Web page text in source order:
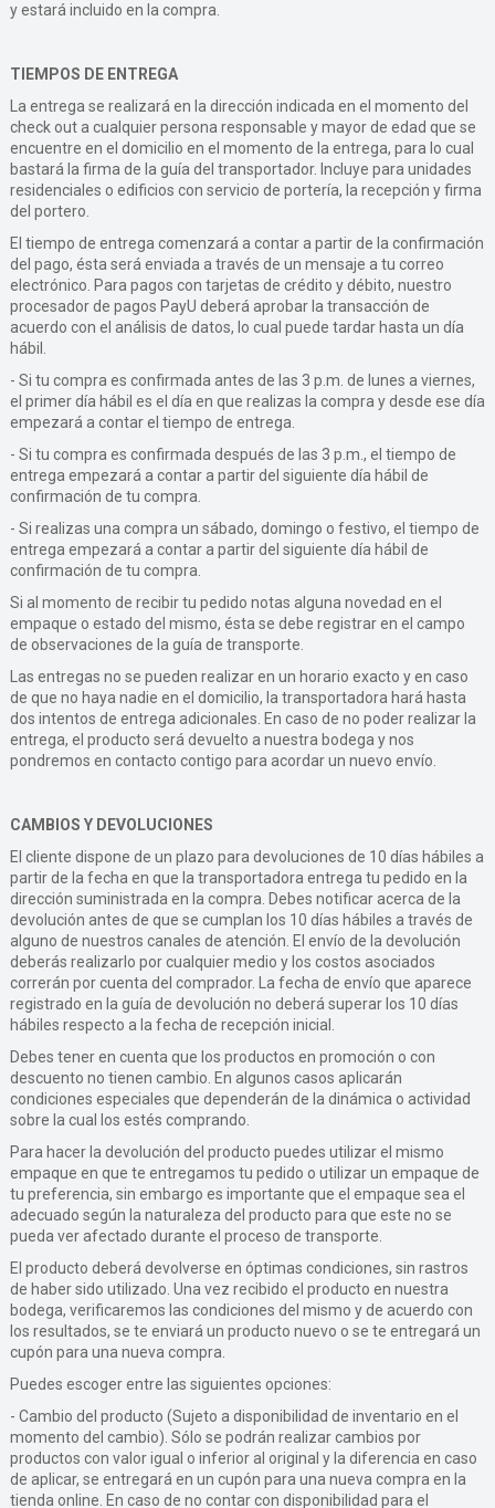
y estará incluido en la compra.
TIEMPOS DE ENTREGA
La entrega se realizará en la dirección indicada en el momento del
check out a cualquier persona responsable y mayor de edad que se
encuentre en el domicilio en el momento de la entrega, para lo cual
bastará la firma de la guía del transportador. Incluye para unidades
residenciales o edificios con servicio de portería, la recepción y firma
del portero.
El tiempo de entrega comenzará a contar a partir de la confirmación
del pago, ésta será enviada a través de un mensaje a tu correo
electrónico. Para pagos con tarjetas de crédito y débito, nuestro
procesador de pagos PayU deberá aprobar la transacción de
acuerdo con el análisis de datos, lo cual puede tardar hasta un día
hábil.
- Si tu compra es confirmada antes de las 3 p.m. de lunes a viernes,
el primer día hábil es el día en que realizas la compra y desde ese día
empezará a contar el tiempo de entrega.
- Si tu compra es confirmada después de las 3 p.m., el tiempo de
entrega empezará a contar a partir del siguiente día hábil de
confirmación de tu compra.
- Si realizas una compra un sábado, domingo o festivo, el tiempo de
entrega empezará a contar a partir del siguiente día hábil de
confirmación de tu compra.
Si al momento de recibir tu pedido notas alguna novedad en el
empaque o estado del mismo, ésta se debe registrar en el campo
de observaciones de la guía de transporte.
Las entregas no se pueden realizar en un horario exacto y en caso
de que no haya nadie en el domicilio, la transportadora hará hasta
dos intentos de entrega adicionales. En caso de no poder realizar la
entrega, el producto será devuelto a nuestra bodega y nos
pondremos en contacto contigo para acordar un nuevo envío.
CAMBIOS Y DEVOLUCIONES
El cliente dispone de un plazo para devoluciones de 10 días hábiles a
partir de la fecha en que la transportadora entrega tu pedido en la
dirección suministrada en la compra. Debes notificar acerca de la
devolución antes de que se cumplan los 10 días hábiles a través de
alguno de nuestros canales de atención. El envío de la devolución
deberás realizarlo por cualquier medio y los costos asociados
correrán por cuenta del comprador. La fecha de envío que aparece
registrado en la guía de devolución no deberá superar los 10 días
hábiles respecto a la fecha de recepción inicial.
Debes tener en cuenta que los productos en promoción o con
descuento no tienen cambio. En algunos casos aplicarán
condiciones especiales que dependerán de la dinámica o actividad
sobre la cual los estés comprando.
Para hacer la devolución del producto puedes utilizar el mismo
empaque en que te entregamos tu pedido o utilizar un empaque de
tu preferencia, sin embargo es importante que el empaque sea el
adecuado según la naturaleza del producto para que este no se
pueda ver afectado durante el proceso de transporte.
El producto deberá devolverse en óptimas condiciones, sin rastros
de haber sido utilizado. Una vez recibido el producto en nuestra
bodega, verificaremos las condiciones del mismo y de acuerdo con
los resultados, se te enviará un producto nuevo o se te entregará un
cupón para una nueva compra.
Puedes escoger entre las siguientes opciones:
- Cambio del producto (Sujeto a disponibilidad de inventario en el
momento del cambio). Sólo se podrán realizar cambios por
productos con valor igual o inferior al original y la diferencia en caso
de aplicar, se entregará en un cupón para una nueva compra en la
tienda online. En caso de no contar con disponibilidad para el